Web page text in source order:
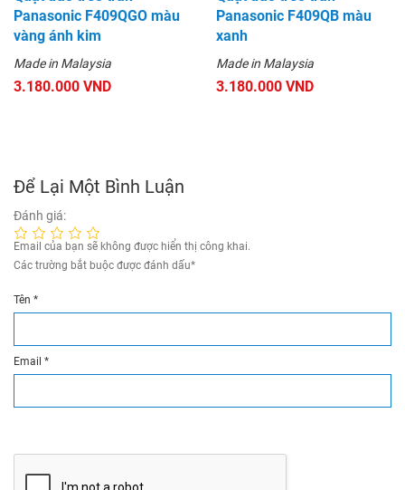
Panasonic F409QGO màu
vàng ánh kim
Made in Malaysia
3.180.000 VND
Panasonic F409QB màu
xanh
Made in Malaysia
3.180.000 VND
Để Lại Một Bình Luận
Đánh giá:
Email của bạn sẽ không được hiển thị công khai.
Các trường bắt buộc được đánh dấu*
Tên *
Email *